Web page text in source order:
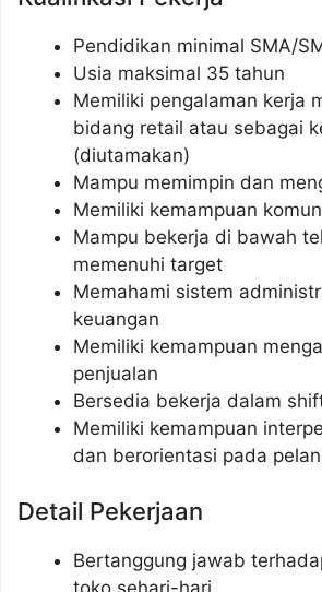
Pendidikan minimal SMA/
Usia maksimal 35 tahun
Memiliki pengalaman kerja
bidang retail atau sebagai
(diutamakan)
Mampu memimpin dan
Memiliki kemampuan
Mampu bekerja di bawah
memenuhi target
Memahami sistem
keuangan
Memiliki kemampuan
penjualan
Bersedia bekerja dalam
Memiliki kemampuan
dan berorientasi pada
Detail Pekerjaan
Bertanggung jawab